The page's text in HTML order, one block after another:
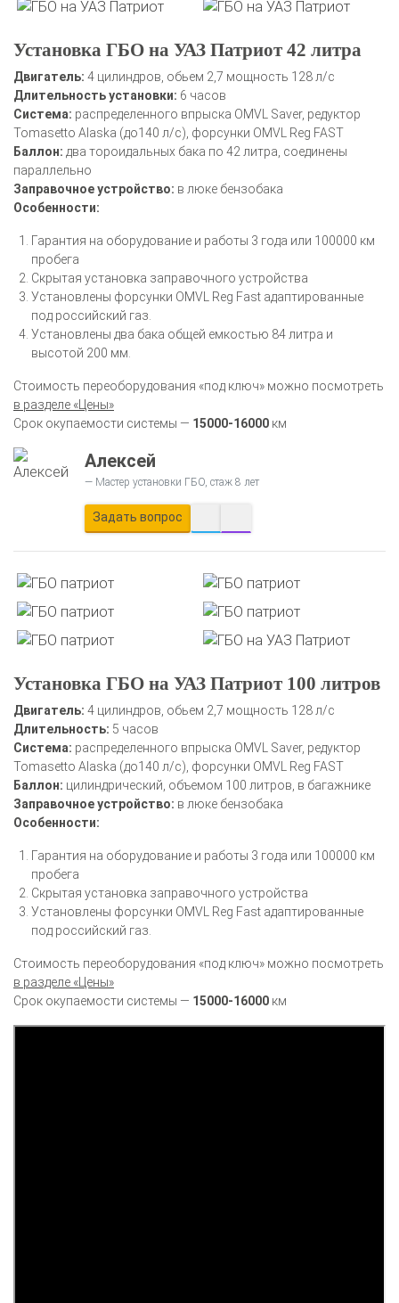
Установка ГБО на УАЗ Патриот 42 литра
Двигатель: 4 цилиндров, обьем 2,7 мощность 128 л/с
Длительность установки: 6 часов
Система: распределенного впрыска OMVL Saver, редуктор
Tomasetto Alaska (до140 л/с), форсунки OMVL Reg FAST
Баллон: два тороидальных бака по 42 литра, соединены
параллельно
Заправочное устройство: в люке бензобака
Особенности:
Гарантия на оборудование и работы 3 года или 100000 км
пробега
Скрытая установка заправочного устройства
Установлены форсунки OMVL Reg Fast адаптированные
под российский газ.
Установлены два бака общей емкостью 84 литра и
высотой 200 мм.
Стоимость переоборудования «под ключ» можно посмотреть
в разделе «Цены»
Срок окупаемости системы — 15000-16000 км
Алексей
Мастер установки ГБО, стаж 8 лет
Задать вопрос
Установка ГБО на УАЗ Патриот 100 литров
Двигатель: 4 цилиндров, обьем 2,7 мощность 128 л/с
Длительность: 5 часов
Система: распределенного впрыска OMVL Saver, редуктор
Tomasetto Alaska (до140 л/с), форсунки OMVL Reg FAST
Баллон: цилиндрический, объемом 100 литров, в багажнике
Заправочное устройство: в люке бензобака
Особенности:
Гарантия на оборудование и работы 3 года или 100000 км
пробега
Скрытая установка заправочного устройства
Установлены форсунки OMVL Reg Fast адаптированные
под российский газ.
Стоимость переоборудования «под ключ» можно посмотреть
в разделе «Цены»
Срок окупаемости системы — 15000-16000 км